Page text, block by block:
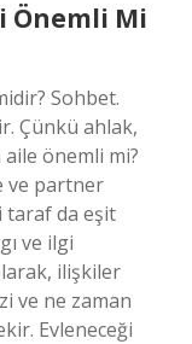
Önemli Mi
Sohbet.
Çünkü ahlak,
aile önemli mi?
ve partner
taraf da eşit
ve ilgi
ilişkiler
ve ne zaman
Evleneceği